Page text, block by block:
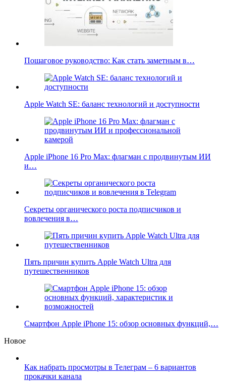
Пошаговое руководство: Как стать заметным в…
Apple Watch SE: баланс технологий и доступности
Apple iPhone 16 Pro Max: флагман с продвинутым ИИ
и…
Секреты органического роста подписчиков и
вовлечения в…
Пять причин купить Apple Watch Ultra для
путешественников
Смартфон Apple iPhone 15: обзор основных функций,…
Новое
Как набрать просмотры в Телеграм – 6 вариантов
прокачки канала